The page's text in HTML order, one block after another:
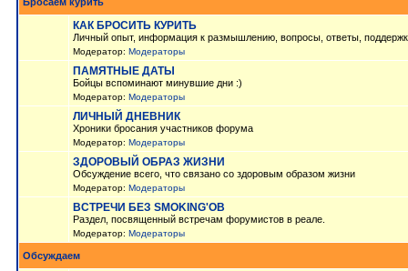
КАК БРОСИТЬ КУРИТЬ
Личный опыт, информация к размышлению, вопросы, ответы,
Модератор: Модераторы
ПАМЯТНЫЕ ДАТЫ
Бойцы вспоминают минувшие дни :)
Модератор: Модераторы
ЛИЧНЫЙ ДНЕВНИК
Хроники бросания участников форума
Модератор: Модераторы
ЗДОРОВЫЙ ОБРАЗ ЖИЗНИ
Обсуждение всего, что связано со здоровым образом жизни
Модератор: Модераторы
ВСТРЕЧИ БЕЗ SMOKING'OB
Раздел, посвященный встречам форумистов в реале.
Модератор: Модераторы
Обсуждаем